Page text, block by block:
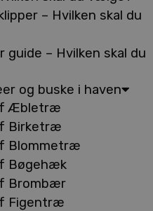
– Hvilken skal du
guide – Hvilken skal du
og buske i haven
Æbletræ
Birketræ
Blommetræ
Bøgehæk
Brombær
Figentræ